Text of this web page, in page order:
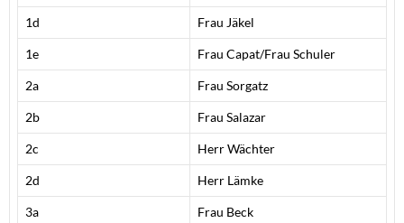
1d Frau Jäkel
1e Frau Capat/Frau Schuler
2a Frau Sorgatz
2b Frau Salazar
2c Herr Wächter
2d Herr Lämke
3a Frau Beck